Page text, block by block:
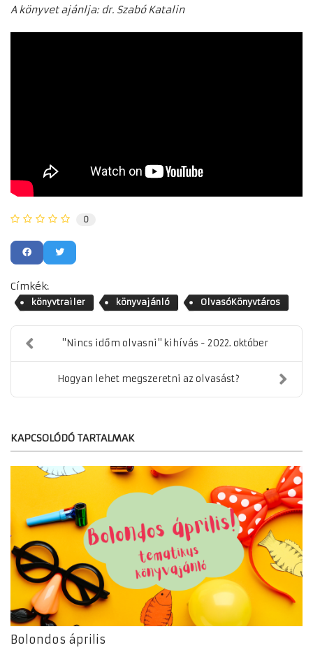
A könyvet ajánlja: dr. Szabó Katalin
0
Címkék:
könyvtrailer könyvajánló OlvasóKönyvtáros
"Nincs időm olvasni" kihívás - 2022. október
Hogyan lehet megszeretni az olvasást?
KAPCSOLÓDÓ TARTALMAK
Bolondos április